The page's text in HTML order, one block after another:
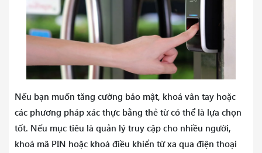
Nếu bạn muốn tăng cường bảo mật, khoá vân tay hoặc
các phương pháp xác thực bằng thẻ từ có thể là lựa chọn
tốt. Nếu mục tiêu là quản lý truy cập cho nhiều người,
khoá mã PIN hoặc khoá điều khiển từ xa qua điện thoại